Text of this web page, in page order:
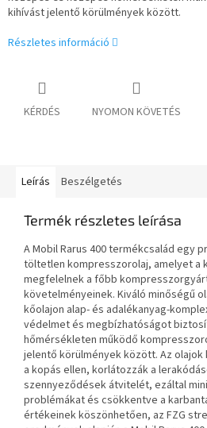
kihívást jelentő körülmények között.
Részletes információ
KÉRDÉS NYOMON KÖVETÉS
Leírás Beszélgetés
Termék részletes leírása
A Mobil Rarus 400 termékcsalád egy
töltetlen kompresszorolaj, amelyet
megfelelnek a főbb
követelményeinek. Kiváló minőségű
kőolajon alap- és adalékanyag-
védelmet és megbízhatóságot
hőmérsékleten működő
jelentő körülmények között. Az
a kopás ellen, korlátozzák a
szennyeződések átvitelét, ezáltal
problémákat és csökkentve a
értékeinek köszönhetően, az FZG